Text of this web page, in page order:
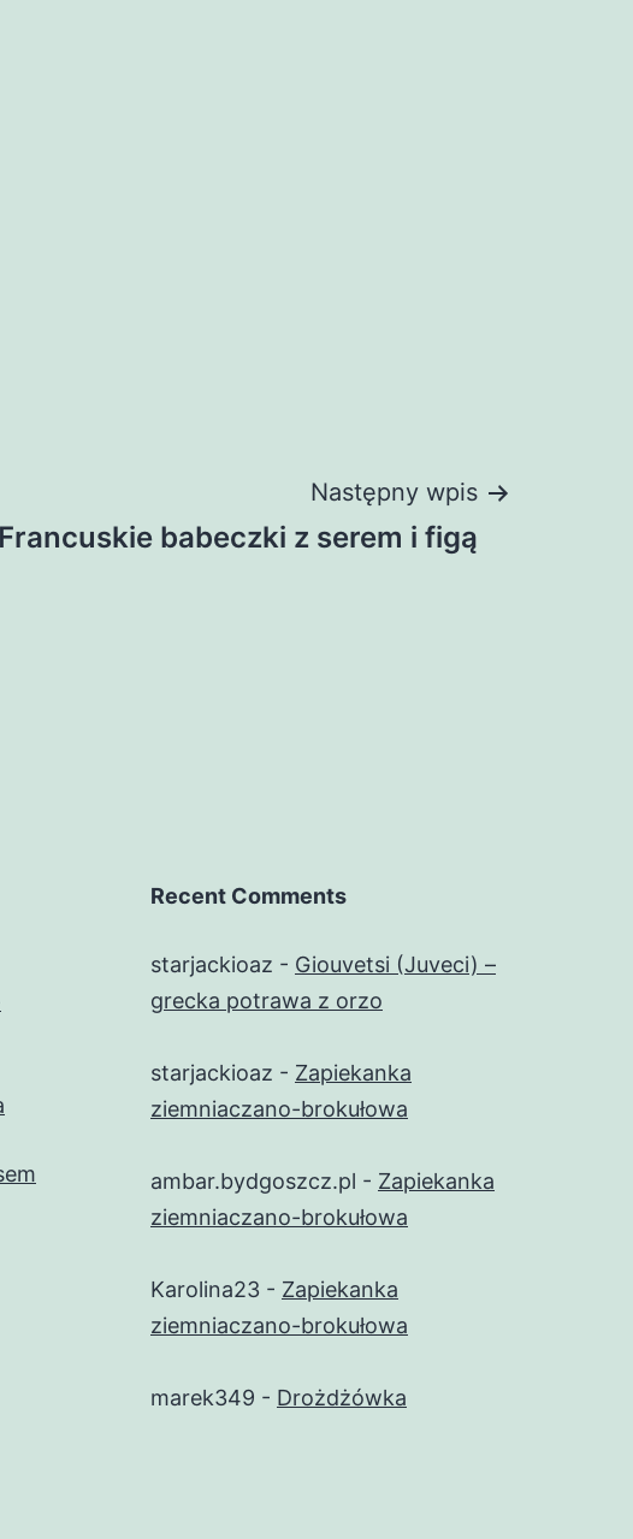
Następny wpis
Francuskie babeczki z serem i figą
Recent Comments
starjackioaz - Giouvetsi (Juveci) –
grecka potrawa z orzo
starjackioaz - Zapiekanka
ziemniaczano-brokułowa
ambar.bydgoszcz.pl - Zapiekanka
ziemniaczano-brokułowa
Karolina23 - Zapiekanka
ziemniaczano-brokułowa
marek349 - Drożdżówka